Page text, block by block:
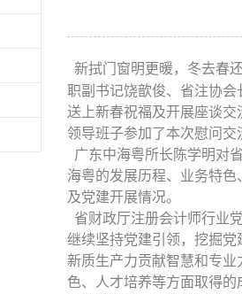
新拭门窗明更暖，冬去春
职副书记饶歆俊、省注协
送上新春祝福及开展座谈
领导班子参加了本次慰问交
广东中海粤所长陈学明对
海粤的发展历程、业务特
及党建开展情况。
省财政厅注册会计师行业
继续坚持党建引领，挖掘
新质生产力贡献智慧和专
色、人才培养等方面取得